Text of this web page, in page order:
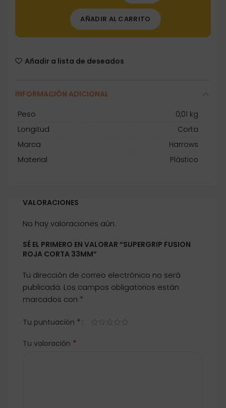
AÑADIR AL CARRITO
Añadir a lista de deseados
INFORMACIÓN ADICIONAL
Peso 0,01 kg
Longitud Corta
Marca Harrows
Material Plástico
VALORACIONES
No hay valoraciones aún.
SÉ EL PRIMERO EN VALORAR “SUPERGRIP FUSION
ROJA CORTA 33MM”
Tu dirección de correo electrónico no será
publicada. Los campos obligatorios están
marcados con *
Tu puntuación *
Tu valoración *